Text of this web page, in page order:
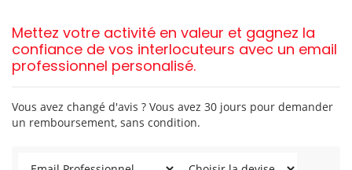
Mettez votre activité en valeur et gagnez la
confiance de vos interlocuteurs avec un email
professionnel personalisé.
Vous avez changé d'avis ? Vous avez 30 jours pour demander
un remboursement, sans condition.